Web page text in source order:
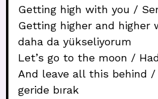
Getting high with you /
Getting higher and higher
daha da yükseliyorum
Let’s go to the moon /
And leave all this behind /
geride bırak